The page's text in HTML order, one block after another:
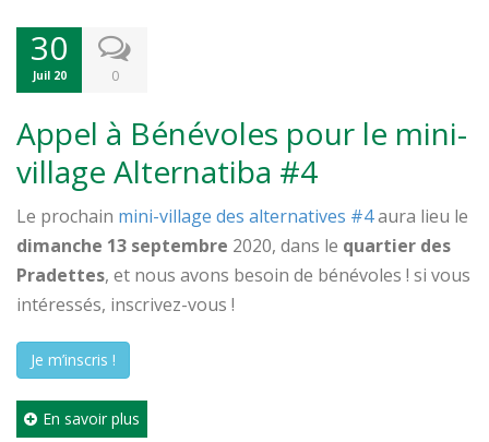
30
Juil 20 0
Appel à Bénévoles pour le mini-
village Alternatiba #4
Le prochain mini-village des alternatives #4aura lieu le
dimanche 13 septembre 2020, dans le quartier des
Pradettes, et nous avons besoin de bénévoles ! si vous
intéressés, inscrivez-vous !
Je m’inscris !
En savoir plus